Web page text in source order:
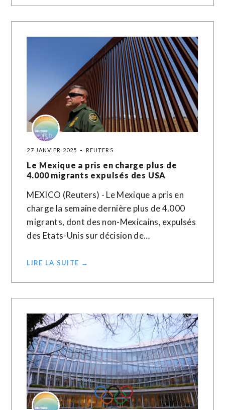
27 JANVIER 2025 REUTERS
Le Mexique a pris en charge plus de
4.000 migrants expulsés des USA
MEXICO (Reuters) - Le Mexique a pris en
charge la semaine dernière plus de 4.000
migrants, dont des non-Mexicains, expulsés
des Etats-Unis sur décision de…
LIRE LA SUITE →